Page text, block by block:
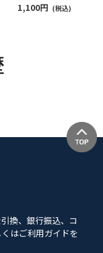
止め付き レディース
1,100円 (税込)
換、銀行振込、コ
はご利用ガイドを